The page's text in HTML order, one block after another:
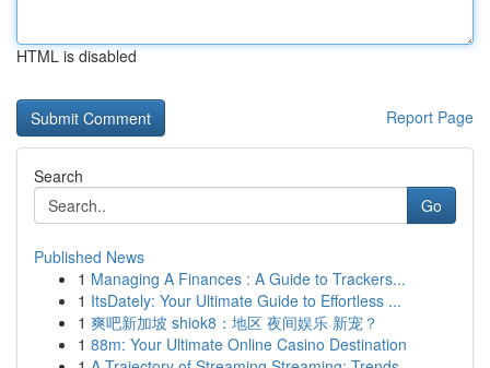
HTML is disabled
Report Page
Search
Go
Published News
1 Managing A Finances : A Guide to Trackers...
1 ItsDately: Your Ultimate Guide to Effortless ...
1 爽吧新加坡 shiok8：地区 夜间娱乐 新宠？
1 88m: Your Ultimate Online Casino Destination